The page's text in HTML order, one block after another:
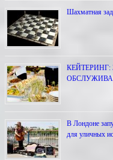
Шахматная
В Лондоне
для уличных